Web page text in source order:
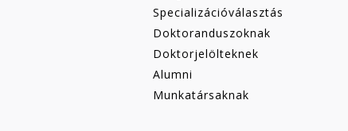
Specializációválasztás
Doktoranduszoknak
Doktorjelölteknek
Alumni
Munkatársaknak